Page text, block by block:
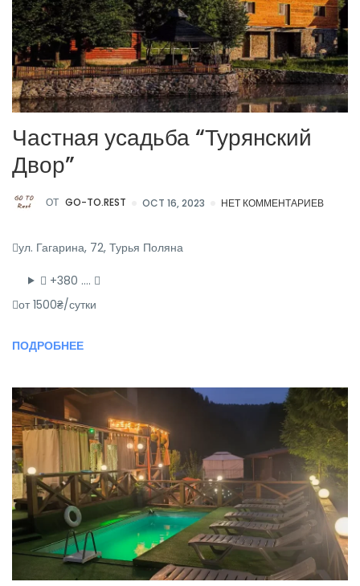
Частная усадьба “Турянский
Двор”
ОТ GO-TO.REST OCT 16, 2023 НЕТ КОММЕНТАРИЕВ
ул. Гагарина, 72, Турья Поляна
+380 ….
от 1500₴/сутки
ПОДРОБНЕЕ